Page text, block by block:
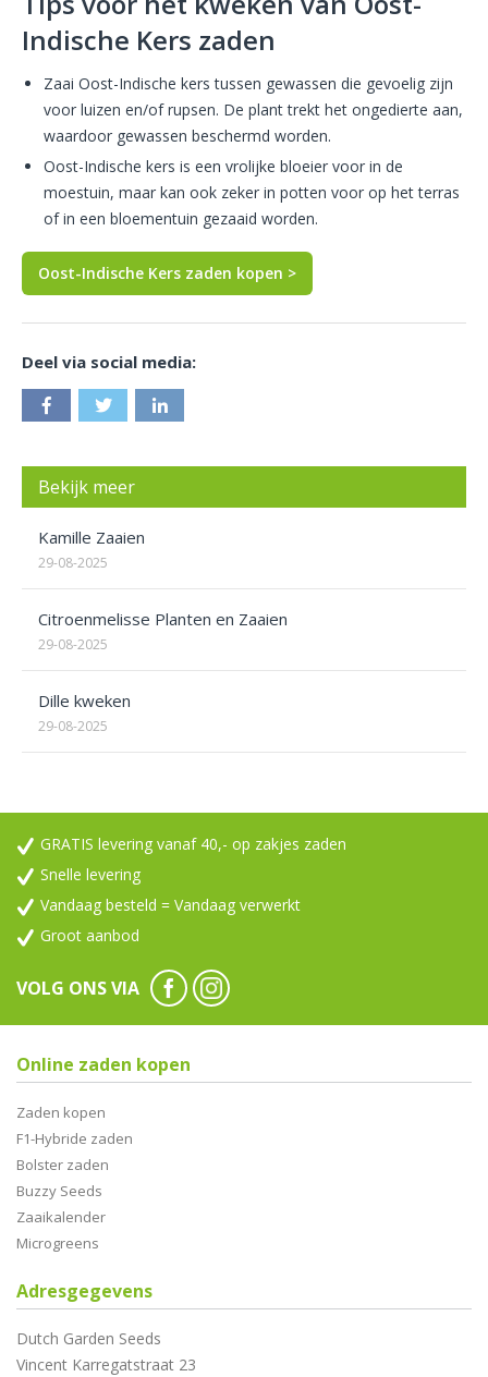
Indische Kers zaden
Zaai Oost-Indische kers tussen gewassen die gevoelig zijn
voor luizen en/of rupsen. De plant trekt het ongedierte aan,
waardoor gewassen beschermd worden.
Oost-Indische kers is een vrolijke bloeier voor in de
moestuin, maar kan ook zeker in potten voor op het terras
of in een bloementuin gezaaid worden.
Oost-Indische Kers zaden kopen >
Deel via social media:
Bekijk meer
Kamille Zaaien
29-08-2025
Citroenmelisse Planten en Zaaien
29-08-2025
Dille kweken
29-08-2025
GRATIS levering vanaf 40,- op zakjes zaden
Snelle levering
Vandaag besteld = Vandaag verwerkt
Groot aanbod
VOLG ONS VIA
Online zaden kopen
Zaden kopen
F1-Hybride zaden
Bolster zaden
Buzzy Seeds
Zaaikalender
Microgreens
Adresgegevens
Dutch Garden Seeds
Vincent Karregatstraat 23